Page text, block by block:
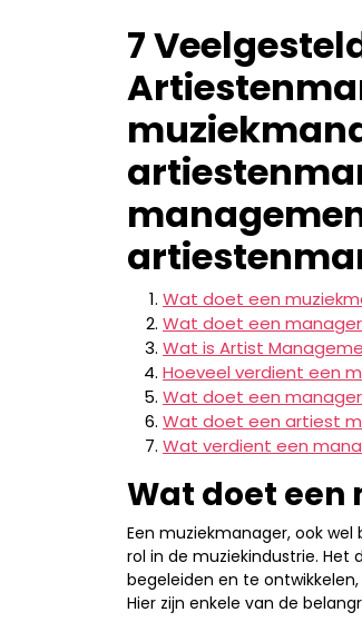
7
Wat doet een
Wat doet een
Wat is Artist
Hoeveel verdient een
Wat doet een
Wat doet een artiest
Wat verdient een
Wat doet
Een muziekmanager, ook
rol in de muziekindustrie.
begeleiden en te
Hier zijn enkele van de